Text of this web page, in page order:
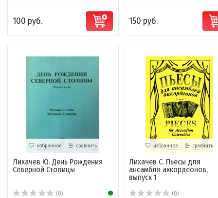
100 руб. 150 руб.
избранное сравнить
Лихачев Ю. День Рождения
Северной Столицы
(0)
избранное сравнить
Лихачев С. Пьесы для
ансамбля аккордеонов,
выпуск 1
(0)